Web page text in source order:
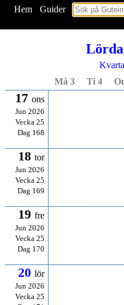
Hem
Guider
Må 3
Ti 4
17 ons
Jun 2026
Vecka 25
Dag 168
18 tor
Jun 2026
Vecka 25
Dag 169
19 fre
Jun 2026
Vecka 25
Dag 170
20 lör
Jun 2026
Vecka 25